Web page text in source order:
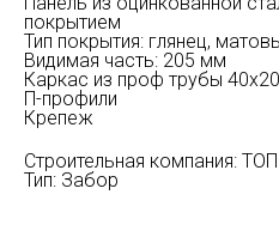
покрытием
Тип покрытия: глянец,
Видимая часть: 205 мм
Каркас из проф трубы 40х20
П-профили
Крепеж
Строительная компания:
Тип: Забор